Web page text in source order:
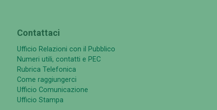
Contattaci
Ufficio Relazioni con il Pubblico
Numeri utili, contatti e PEC
Rubrica Telefonica
Come raggiungerci
Ufficio Comunicazione
Ufficio Stampa